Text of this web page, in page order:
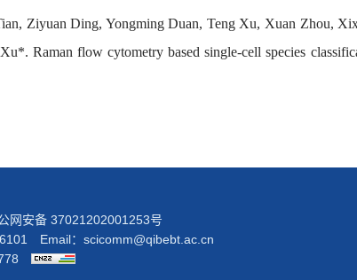
Ziyuan Ding, Yongming Duan, Teng Xu, Xuan Zhou,
Raman flow cytometry based single-cell species
网安备 37021202001253号
Email： scicomm@qibebt.ac.cn